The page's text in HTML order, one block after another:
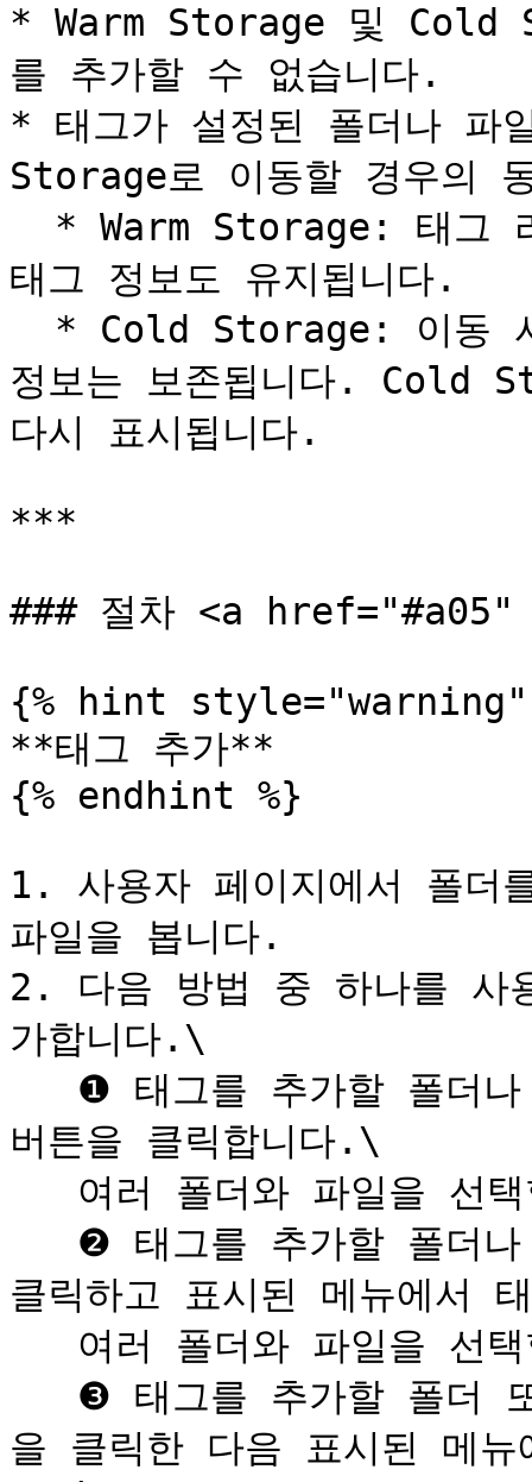
* Warm Storage 및 Cold
를 추가할 수 없습니다.
* 태그가 설정된 폴더나 파
Storage로 이동할 경우의
태그 정보도 유지됩니다.
정보는 보존됩니다. Cold
다시 표시됩니다.
***
### 절차 <a
{% hint style="warning"
**태그 추가**
{% endhint %}
1. 사용자 페이지에서 폴더
파일을 봅니다.
2. 다음 방법 중 하나를 사
가합니다.\
버튼을 클릭합니다.\
클릭하고 표시된 메뉴에서
을 클릭한 다음 표시된 메